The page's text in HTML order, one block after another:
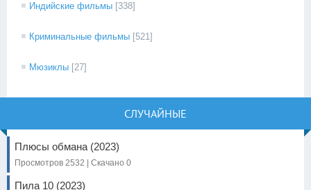
Индийские фильмы [338]
Криминальные фильмы [521]
Мюзиклы [27]
СЛУЧАЙНЫЕ
Плюсы обмана (2023)
Просмотров 2532 | Скачано 0
Пила 10 (2023)